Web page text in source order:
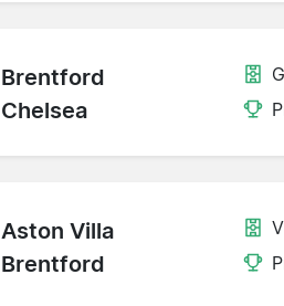
Brentford
Chelsea
Aston Villa
Brentford